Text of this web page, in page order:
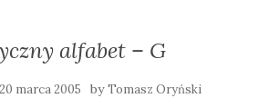
alfabet – G
20 marca 2005 byTomasz Oryński